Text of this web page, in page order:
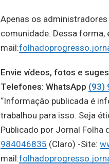
Apenas os
comunidade. Dessa forma,
mail:
Envie vídeos, fotos e
Telefones: WhatsApp (93)
“Informação publicada é
trabalhou para isso. Seja
Publicado por Jornal Folha
984046835 (Claro) -Site:
mail: